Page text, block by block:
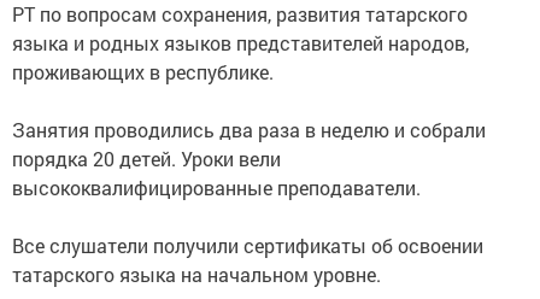
РТ по вопросам сохранения, развития татарского
языка и родных языков представителей народов,
проживающих в республике.
‎Занятия проводились два раза в неделю и собрали
порядка 20 детей. Уроки вели
высококвалифицированные преподаватели.
‎Все слушатели получили сертификаты об освоении
татарского языка на начальном уровне.